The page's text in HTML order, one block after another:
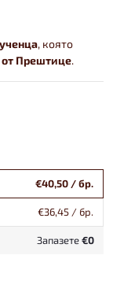
, която
от Прештице.
€40,50 / бр.
€36,45 / бр.
Запазете€0